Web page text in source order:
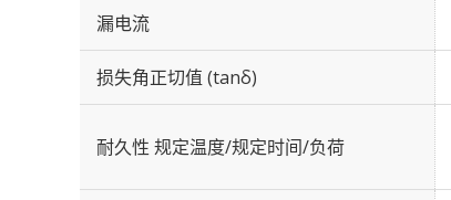
漏电流
损失角正切值 (tanδ)
耐久性 规定温度/规定时间/负荷